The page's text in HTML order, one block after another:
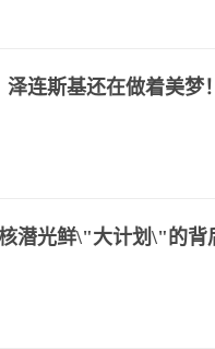
连斯基还在做着美梦！
潜光鲜\"大计划\"的背